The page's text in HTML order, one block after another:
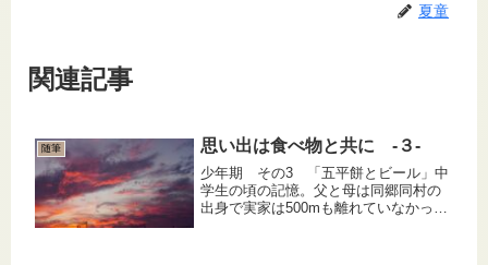
夏童
関連記事
随筆 思い出は食べ物と共に -３-
少年期 その3 「五平餅とビール」中
学生の頃の記憶。父と母は同郷同村の
出身で実家は500mも離れていなかっ